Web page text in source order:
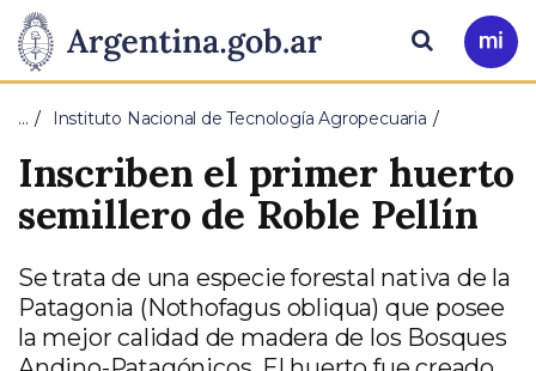
Presidencia
de
la
Nación
Pasar al contenido principal
Ir
a
Buscar
… Instituto Nacional de Tecnología Agropecuaria
Inscriben el primer huerto
semillero de Roble Pellín
Se trata de una especie forestal nativa de la
Patagonia (Nothofagus obliqua) que posee
la mejor calidad de madera de los Bosques